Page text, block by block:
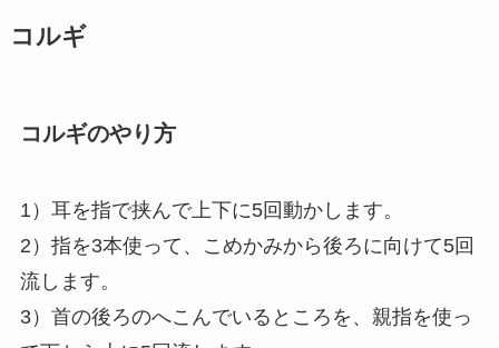
コルギ
コルギのやり方
1）耳を指で挟んで上下に5回動かします。
2）指を3本使って、こめかみから後ろに向けて5回
流します。
3）首の後ろのへこんでいるところを、親指を使っ